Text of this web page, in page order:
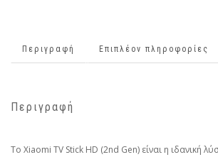
Περιγραφή Επιπλέον πληροφορίες
Περιγραφή
Το Xiaomi TV Stick HD (2nd Gen) είναι η ιδανική